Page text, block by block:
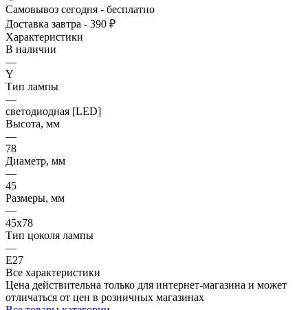
Самовывоз сегодня - бесплатно
Доставка завтра - 390 ₽
Характеристики
В наличии
—
Y
Тип лампы
—
светодиодная [LED]
Высота, мм
—
78
Диаметр, мм
—
45
Размеры, мм
—
45x78
Тип цоколя лампы
—
E27
Все характеристики
Цена действительна только для интернет-магазина и может
отличаться от цен в розничных магазинах